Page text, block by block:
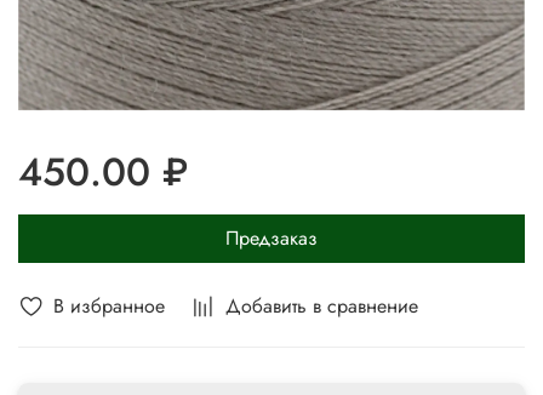
В избранное Добавить в сравнение
450.00 ₽
Предзаказ